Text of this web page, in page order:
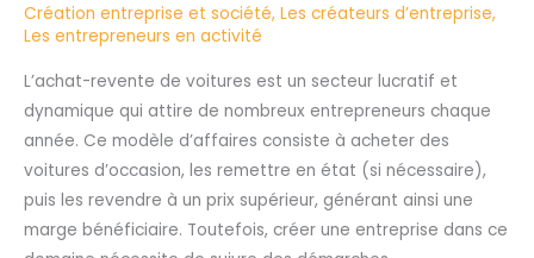
Création entreprise et société, Les créateurs d’entreprise,
Les entrepreneurs en activité
L’achat-revente de voitures est un secteur lucratif et
dynamique qui attire de nombreux entrepreneurs chaque
année. Ce modèle d’affaires consiste à acheter des
voitures d’occasion, les remettre en état (si nécessaire),
puis les revendre à un prix supérieur, générant ainsi une
marge bénéficiaire. Toutefois, créer une entreprise dans ce